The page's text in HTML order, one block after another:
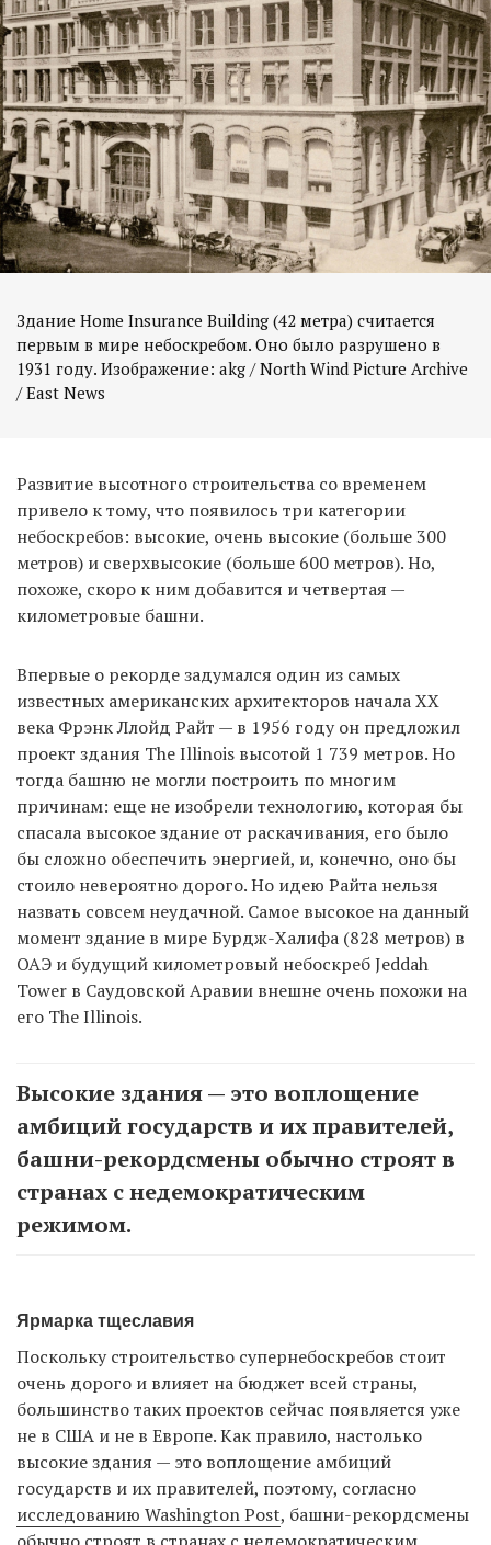
Здание Home Insurance Building (42 метра) считается
первым в мире небоскребом. Оно было разрушено в
1931 году. Изображение: akg / North Wind Picture Archive
Развитие высотного строительства со временем
привело к тому, что появилось три категории
небоскребов: высокие, очень высокие (больше 300
метров) и сверхвысокие (больше 600 метров). Но,
похоже, скоро к ним добавится и четвертая —
километровые башни.
Впервые о рекорде задумался один из самых
известных американских архитекторов начала ХХ
века Фрэнк Ллойд Райт — в 1956 году он предложил
проект здания The Illinois высотой 1 739 метров. Но
тогда башню не могли построить по многим
причинам: еще не изобрели технологию, которая бы
спасала высокое здание от раскачивания, его было
бы сложно обеспечить энергией, и, конечно, оно бы
стоило невероятно дорого. Но идею Райта нельзя
назвать совсем неудачной. Самое высокое на данный
момент здание в мире Бурдж-Халифа (828 метров) в
ОАЭ и будущий километровый небоскреб Jeddah
Tower в Саудовской Аравии внешне очень похожи на
его The Illinois.
Высокие здания — это воплощение
амбиций государств и их правителей,
башни-рекордсмены обычно строят в
странах с недемократическим
режимом.
Ярмарка тщеславия
Поскольку строительство супернебоскребов стоит
очень дорого и влияет на бюджет всей страны,
большинство таких проектов сейчас появляется уже
не в США и не в Европе. Как правило, настолько
высокие здания — это воплощение амбиций
государств и их правителей, поэтому, согласно
исследованию Washington Post, башни-рекордсмены